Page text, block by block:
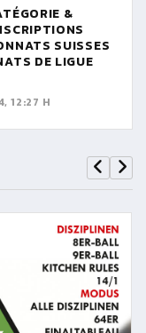
&
SUISSES
DE LIGUE
12:27 H